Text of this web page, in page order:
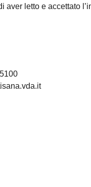
letto e accettato